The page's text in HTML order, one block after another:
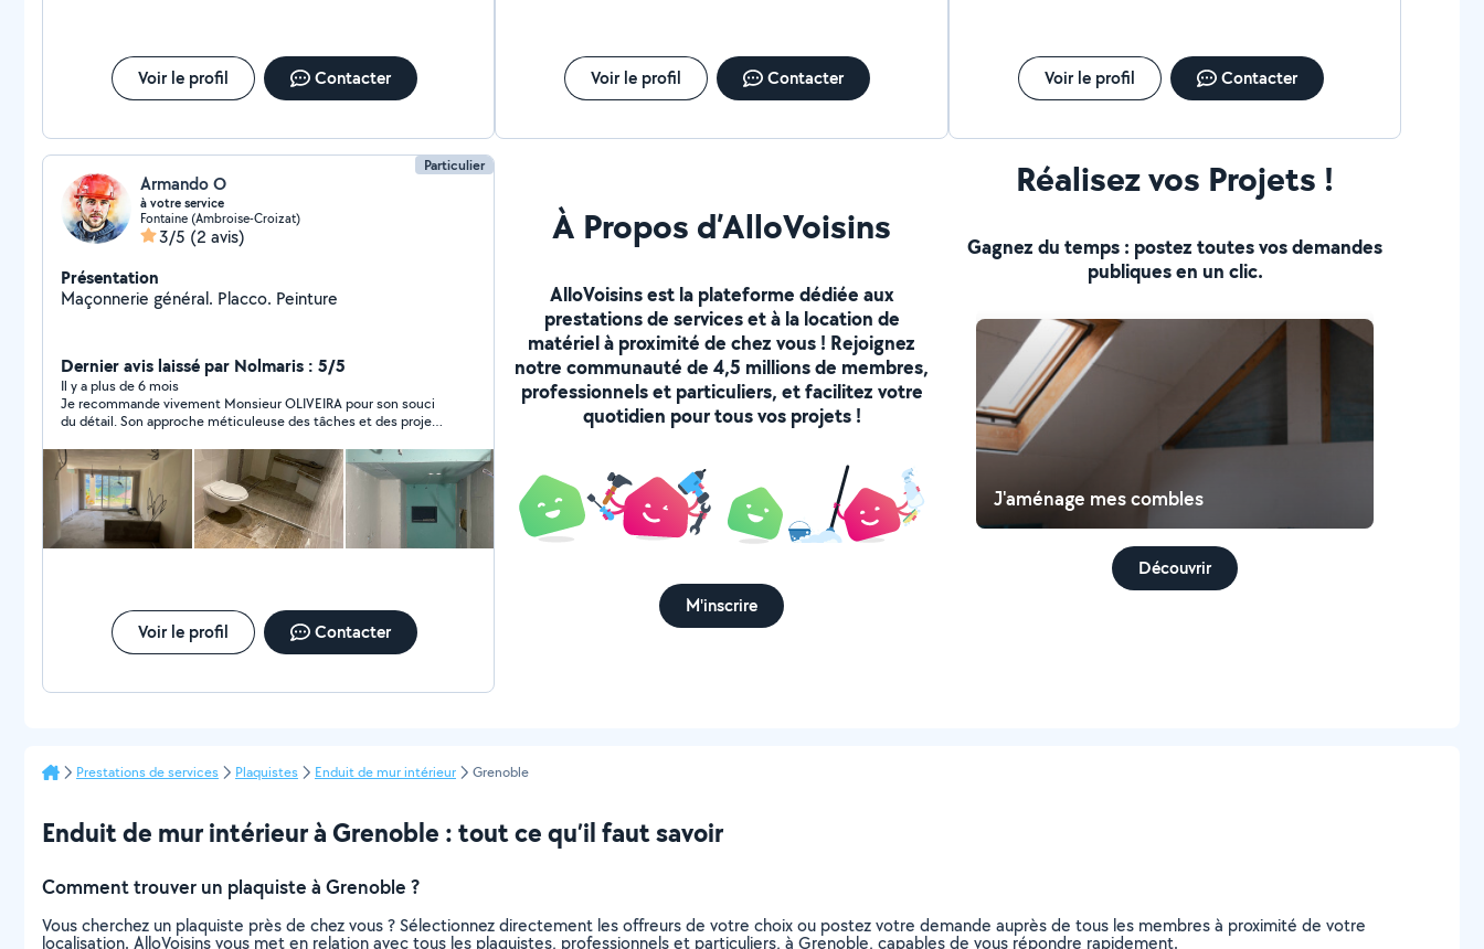
Voir le profil Contacter
clients de la conception à la réalisation, en assurant un
suivi personnalisé et des conseils techniques sur
mesure. Nos domaines d'intervention : Rénovation
isolation Aménagement de cuisines et salles de bain
Voir le profil Contacter
A très bientôt. MG Multi-services.
Voir le profil Contacter
Particulier
Armando O
à votre service
Fontaine (Ambroise-Croizat)
3/5 (2 avis)
Présentation
Maçonnerie général. Placco. Peinture
Dernier avis laissé par Nolmaris : 5/5
Il y a plus de 6 mois
Je recommande vivement Monsieur OLIVEIRA pour son souci
du détail. Son approche méticuleuse des tâches et des projets
excellentes compétences en gestion de projets. Il est rare de
rencontrer quelqu'un d'aussi dévoué et travailleur, Son
engagement professionnel et sa volonté de se dépasser le
distinguent de ses pairs. tout en garantissant des livraisons
rapides et des résultats positifs.
Voir le profil Contacter
À Propos d’AlloVoisins
AlloVoisins est la plateforme dédiée aux
prestations de services et à la location de
matériel à proximité de chez vous ! Rejoignez
notre communauté de 4,5 millions de membres,
professionnels et particuliers, et facilitez votre
quotidien pour tous vos projets !
M'inscrire
Réalisez vos Projets !
Gagnez du temps : postez toutes vos demandes
publiques en un clic.
J'aménage mes combles
Découvrir
Prestations de services Plaquistes Enduit de mur intérieur Grenoble
Enduit de mur intérieur à Grenoble : tout ce qu’il faut savoir
Comment trouver un plaquiste à Grenoble ?
Vous cherchez un plaquiste près de chez vous ? Sélectionnez directement les offreurs de votre choix ou postez votre demande auprès de tous les membres à proximité de votre
localisation. AlloVoisins vous met en relation avec tous les plaquistes, professionnels et particuliers, à Grenoble, capables de vous répondre rapidement.